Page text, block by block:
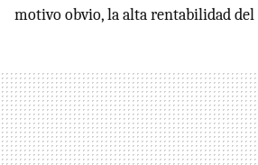
motivo obvio, la alta rentabilidad del